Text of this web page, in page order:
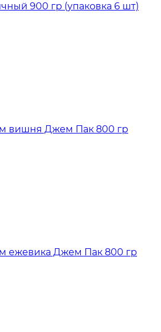
900 гр (упаковка 6 шт)
вишня Джем Пак 800 гр
ежевика Джем Пак 800 гр